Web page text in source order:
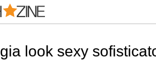
look sexy